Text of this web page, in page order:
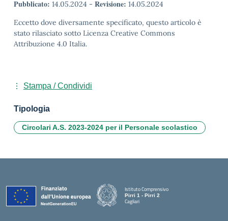
Pubblicato: 14.05.2024 - Revisione: 14.05.2024
Eccetto dove diversamente specificato, questo articolo è
stato rilasciato sotto Licenza Creative Commons
Attribuzione 4.0 Italia.
Stampa / Condividi
Tipologia
Circolari A.S. 2023-2024 per il Personale scolastico
Istituto Comprensivo
Pirri 1 - Pirri 2
Cagliari
— Visita la pagina iniziale della scuola